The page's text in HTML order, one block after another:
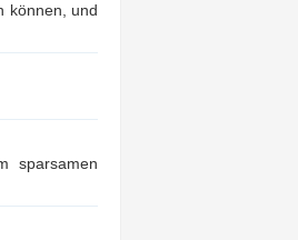
können, und
sparsamen